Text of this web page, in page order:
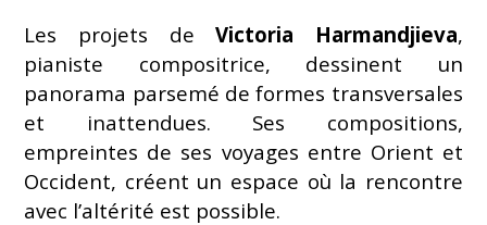
Les projets deVictoria Harmandjieva,
pianiste compositrice, dessinent un
panorama parsemé de formes transversales
et inattendues. Ses compositions,
empreintes de ses voyages entre Orient et
Occident, créent un espace où la rencontre
avec l’altérité est possible.